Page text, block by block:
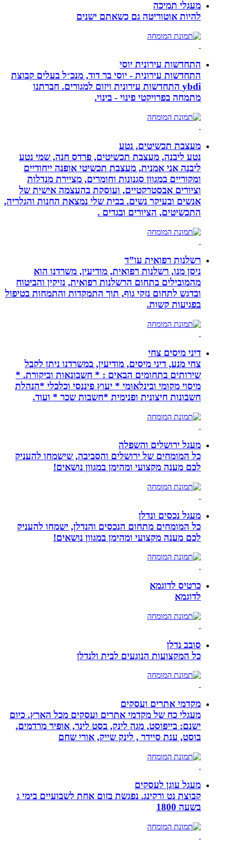
מעגלי תמיכה
להיות אוטוריטה גם כשאתם ישנים
התחדשות עירונית יוסי
התחדשות עירונית - יוסי בר דוד, מנכ״ל בעלים קבוצת
ybdi התחדשות עירונית ויזום למגורים. חברתנו
מתמחה בפרויקטי פינוי - בינוי.
מעצבת תכשיטים, נטע
נטע ליבנה, מעצבת תכשיטים, פרדס חנה, שמי נטע
ליבנה אני אמנית, מעצבת תכשיטי אופנה ייחודיים
ומקוריים במגוון סגנונות וחומרים, מציירת מנדלות
וציורים אבסטרקטיים, ועוסקת בהעצמה אישית של
אנשים ובעיקר נשים. בבית שלי נמצאת החנות והגלריה,
התכשיטים, הציורים ובגדים .
רשלנות רפואית עו”ד
ניסן מנו, רשלנות רפואית, מודיעין, משרדנו הוא
מהמובילים בתחום הרשלנות רפואית, נזיקין והביטוח
ובדגש לתחום נזקי גוף, תוך התמקדות והתמחות בטיפול
בפגיעות קשות.
דיני מיסים צחי
צחי מנע, דיני מיסים, מודיעין, במשרדנו ניתן לקבל
שירותים בתחומים הבאים : * חשבונאות וביקורת. *
מיסוי מקומי ובינלאומי * יעוץ פיננסי וכלכלי *הנהלת
חשבונות חיצונית ופנימית *חשבות שכר * ועוד.
מעגל ירושלים והשפלה
כל המומחים של ירושלים והסביבה, שישמחו להעניק
לכם מענה מקצועי ומהימן במגוון נושאים!
מעגל נכסים ונדלן
כל המומחים מתחום הנכסים והנדלן, ישמחו להעניק
לכם מענה מקצועי ומהימן במגוון נושאים!
כרטיס לדוגמא
לדוגמא
סובב נדלן
כל המקצועות הנוגעים לבית ולנדלן
מקדמי אתרים ועסקים
מעגלי כח של מקדמי אתרים ועסקים מכל הארץ. כיום
ישנם: בייפוסט, מגה לינק, בסט לינר, אופיר מרדמים,
בוסט, ענת סיידר , לינק שייק, אורי שחם
מעגל עוגן לעסקים
קבוצת נט ורקינג. נפגשת בזום אחת לשבועיים בימי ג
בשעה 1800